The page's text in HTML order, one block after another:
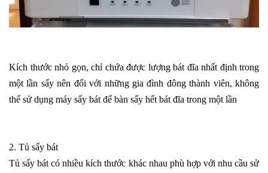
Kích thước nhỏ gọn, chỉ chứa được lượng bát đĩa nhất định trong
một lần sấy nên đối với những gia đình đông thành viên, không
thể sử dụng máy sấy bát để bàn sấy hết bát đĩa trong một lần
2. Tủ sấy bát
Tủ sấy bát có nhiều kích thước khác nhau phù hợp với nhu cầu sử